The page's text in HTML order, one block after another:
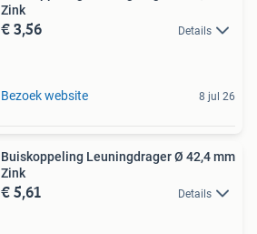
Zink
€ 3,56 Details
Bezoek website 8 jul 26
Buiskoppeling Leuningdrager Ø 42,4 mm
Zink
€ 5,61 Details